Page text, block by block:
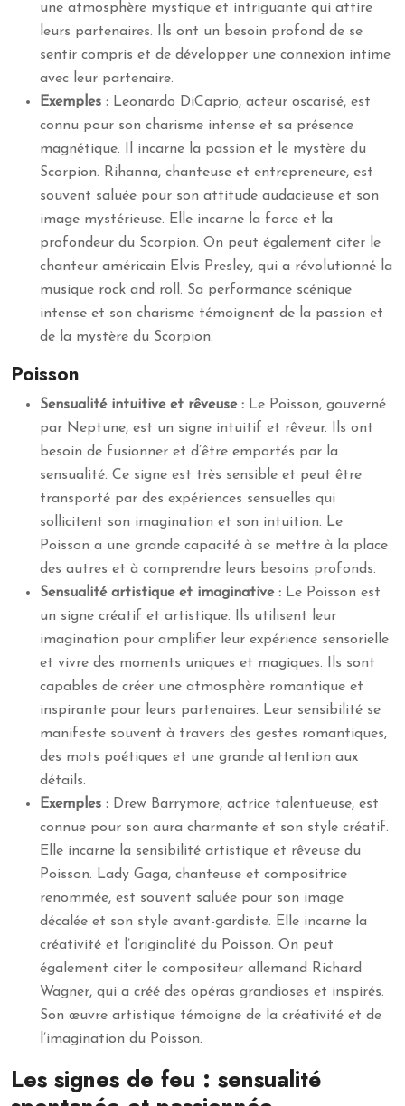
une atmosphère mystique et intriguante qui attire
leurs partenaires. Ils ont un besoin profond de se
sentir compris et de développer une connexion intime
avec leur partenaire.
Exemples : Leonardo DiCaprio, acteur oscarisé, est
connu pour son charisme intense et sa présence
magnétique. Il incarne la passion et le mystère du
Scorpion. Rihanna, chanteuse et entrepreneure, est
souvent saluée pour son attitude audacieuse et son
image mystérieuse. Elle incarne la force et la
profondeur du Scorpion. On peut également citer le
chanteur américain Elvis Presley, qui a révolutionné la
musique rock and roll. Sa performance scénique
intense et son charisme témoignent de la passion et
de la mystère du Scorpion.
Poisson
Sensualité intuitive et rêveuse : Le Poisson, gouverné
par Neptune, est un signe intuitif et rêveur. Ils ont
besoin de fusionner et d’être emportés par la
sensualité. Ce signe est très sensible et peut être
transporté par des expériences sensuelles qui
sollicitent son imagination et son intuition. Le
Poisson a une grande capacité à se mettre à la place
des autres et à comprendre leurs besoins profonds.
Sensualité artistique et imaginative : Le Poisson est
un signe créatif et artistique. Ils utilisent leur
imagination pour amplifier leur expérience sensorielle
et vivre des moments uniques et magiques. Ils sont
capables de créer une atmosphère romantique et
inspirante pour leurs partenaires. Leur sensibilité se
manifeste souvent à travers des gestes romantiques,
des mots poétiques et une grande attention aux
détails.
Exemples : Drew Barrymore, actrice talentueuse, est
connue pour son aura charmante et son style créatif.
Elle incarne la sensibilité artistique et rêveuse du
Poisson. Lady Gaga, chanteuse et compositrice
renommée, est souvent saluée pour son image
décalée et son style avant-gardiste. Elle incarne la
créativité et l’originalité du Poisson. On peut
également citer le compositeur allemand Richard
Wagner, qui a créé des opéras grandioses et inspirés.
Son œuvre artistique témoigne de la créativité et de
l’imagination du Poisson.
Les signes de feu : sensualité